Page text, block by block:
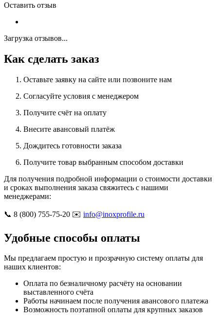
Оставить отзыв
Загрузка отзывов...
Как сделать заказ
Оставьте заявку на сайте или позвоните нам
Согласуйте условия с менеджером
Получите счёт на оплату
Внесите авансовый платёж
Дождитесь готовности заказа
Получите товар выбранным способом доставки
Для получения подробной информации о стоимости доставки
и сроках выполнения заказа свяжитесь с нашими
менеджерами:
📞 8 (800) 755-75-20 ✉️ info@inoxprofile.ru
Удобные способы оплаты
Мы предлагаем простую и прозрачную систему оплаты для
наших клиентов:
Оплата по безналичному расчёту на основании
выставленного счёта
Работы начинаем после получения авансового платежа
Возможность поэтапной оплаты для крупных заказов